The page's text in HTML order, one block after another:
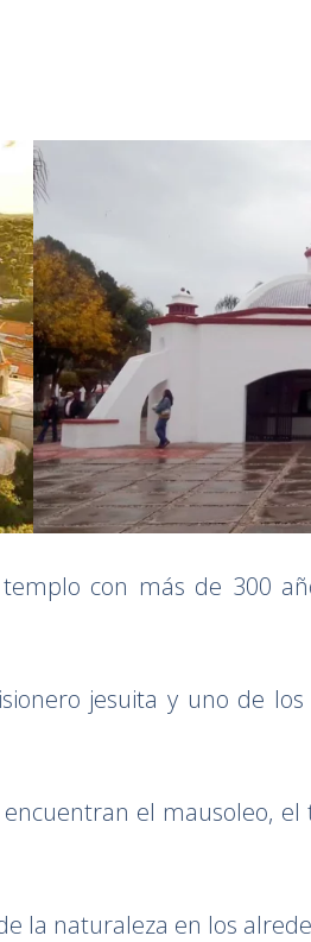
con más de 300
jesuita y uno de
el mausoleo,
la naturaleza en los